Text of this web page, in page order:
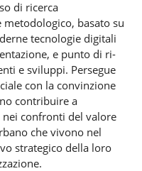
di ricerca
basato su
tecnologie digitali
e punto di ri-
e sviluppi. Persegue
con la convinzione
contribuire a
nei confronti del valore
che vivono nel
strategico della loro